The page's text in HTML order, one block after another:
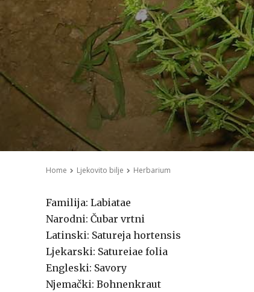
Home Ljekovito bilje Herbarium
Familija: Labiatae
Narodni: Čubar vrtni
Latinski: Satureja hortensis
Ljekarski: Satureiae folia
Engleski: Savory
Njemački: Bohnenkraut